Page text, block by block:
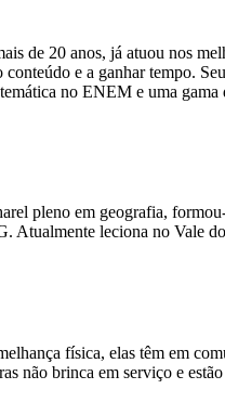
de 20 anos, já atuou nos
e a ganhar tempo.
no ENEM e uma
pleno em geografia,
Atualmente leciona no Vale
física, elas têm em
não brinca em serviço e